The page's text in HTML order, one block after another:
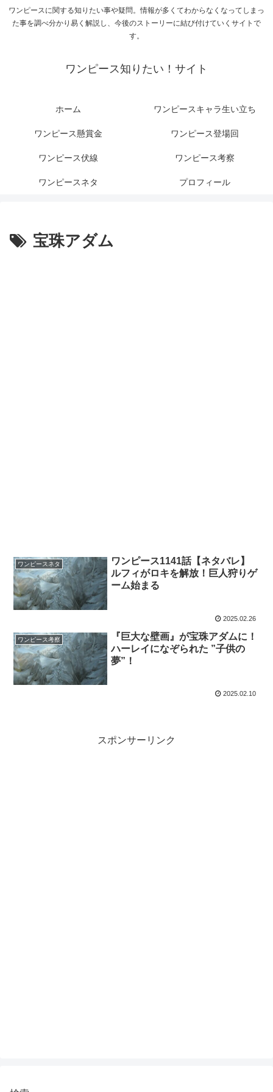
ワンピースに関する知りたい事や疑問。情報が多くてわからなくなってしまっ
た事を調べ分かり易く解説し、今後のストーリーに結び付けていくサイトで
す。
ワンピース知りたい！サイト
ホーム ワンピースキャラ生い立ち
ワンピース懸賞金 ワンピース登場回
ワンピース伏線 ワンピース考察
ワンピースネタ プロフィール
宝珠アダム
ワンピースネタ
ワンピース1141話【ネタバレ】
ルフィがロキを解放！巨人狩りゲ
ーム始まる
2025.02.26
ワンピース考察
『巨大な壁画』が宝珠アダムに！
ハーレイになぞられた ”子供の
夢”！
2025.02.10
スポンサーリンク